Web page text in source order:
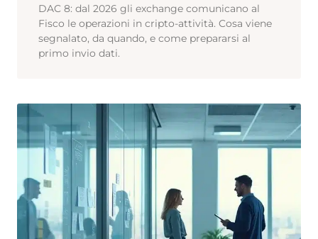
DAC 8: dal 2026 gli exchange comunicano al
Fisco le operazioni in cripto-attività. Cosa viene
segnalato, da quando, e come prepararsi al
primo invio dati.